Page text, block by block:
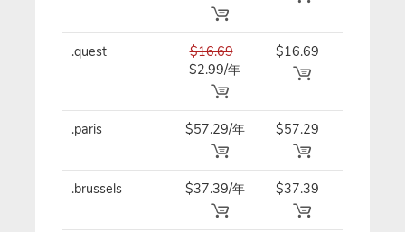
.quest
$16.69
$2.99/年
$16.69
.paris $57.29/年 $57.29
.brussels $37.39/年 $37.39